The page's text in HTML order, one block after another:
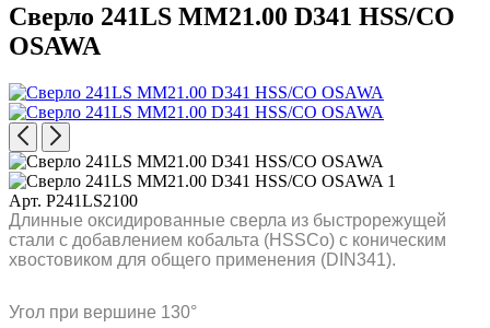
Сверло 241LS MM21.00 D341 HSS/CO
OSAWA
Арт. P241LS2100
Длинные оксидированные сверла из быстрорежущей
стали с добавлением кобальта (HSSCo) с коническим
хвостовиком для общего применения (DIN341).
Угол при вершине 130°